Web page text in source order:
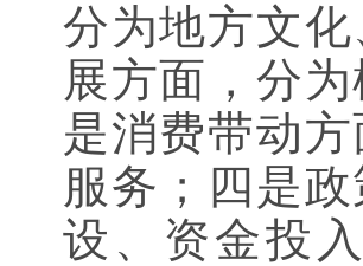
分为地方文
展方面，分
是消费带动
服务；四是
设、资金投